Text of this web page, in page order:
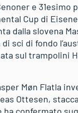
e 31esimo
Cup di
dalla slovena
sci di fondo
sul trampolini
Møn Flatla
Ottesen,